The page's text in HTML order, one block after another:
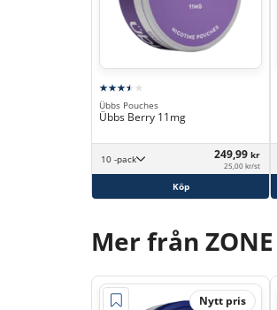
Übbs Pouches
Übbs Berry 11mg
10 -pack 249,99 kr
25,00 kr/st
Köp
Mer från ZONE
Nytt pris